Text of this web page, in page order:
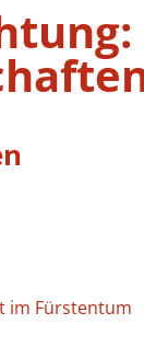
im Fürstentum